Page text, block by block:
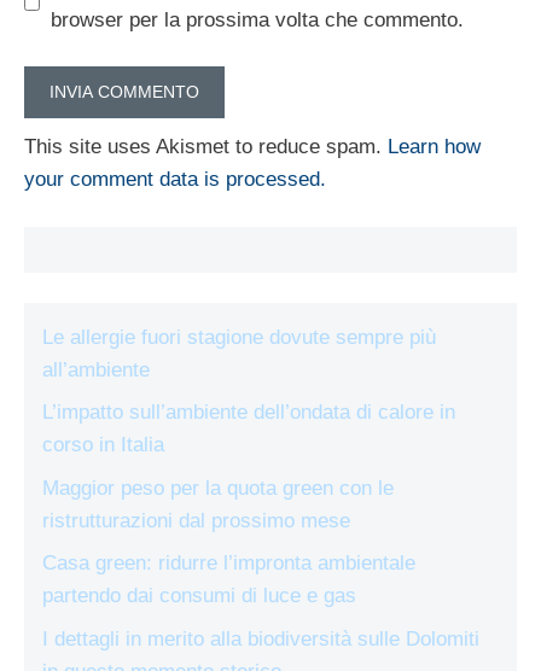
browser per la prossima volta che commento.
This site uses Akismet to reduce spam. Learn how
your comment data is processed.
Le allergie fuori stagione dovute sempre più
all’ambiente
L’impatto sull’ambiente dell’ondata di calore in
corso in Italia
Maggior peso per la quota green con le
ristrutturazioni dal prossimo mese
Casa green: ridurre l’impronta ambientale
partendo dai consumi di luce e gas
I dettagli in merito alla biodiversità sulle Dolomiti